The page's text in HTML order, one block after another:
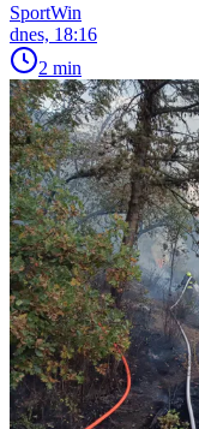
SportWin
dnes, 18:16
2 min